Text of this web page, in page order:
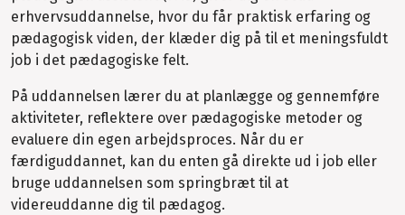
erhvervsuddannelse, hvor du får praktisk erfaring og
pædagogisk viden, der klæder dig på til et meningsfuldt
job i det pædagogiske felt.
På uddannelsen lærer du at planlægge og gennemføre
aktiviteter, reflektere over pædagogiske metoder og
evaluere din egen arbejdsproces. Når du er
færdiguddannet, kan du enten gå direkte ud i job eller
bruge uddannelsen som springbræt til at
videreuddanne dig til pædagog.